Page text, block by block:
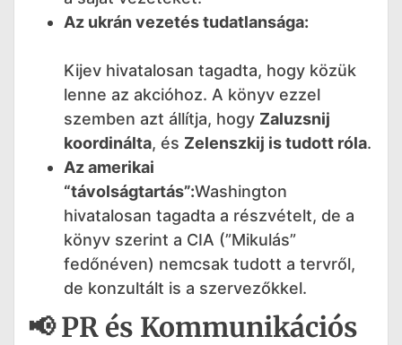
Az ukrán vezetés tudatlansága:
Kijev hivatalosan tagadta, hogy közük
lenne az akcióhoz. A könyv ezzel
szemben azt állítja, hogy Zaluzsnij
koordinálta, és Zelenszkij is tudott róla.
Az amerikai
“távolságtartás”:Washington
hivatalosan tagadta a részvételt, de a
könyv szerint a CIA (”Mikulás”
fedőnéven) nemcsak tudott a tervről,
de konzultált is a szervezőkkel.
📢 PR és Kommunikációs